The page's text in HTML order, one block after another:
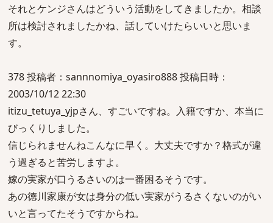
それとケンジさんはどういう活動をしてきましたか。相談
所は検討されましたかね、話していけたらいいと思いま
す。
378 投稿者：sannnomiya_oyasiro888 投稿日時：
2003/10/12 22:30
itizu_tetuya_yjpさん、すごいですね。入籍ですか、本当に
びっくりしました。
信じられませんねこんなに早く。大丈夫ですか？格式が違
う過ぎると苦労しますよ。
嫁の実家が口うるさいのは一番困るそうです。
あの徳川家康が女は身分の低い実家がうるさくないのがい
いと言ってたそうですからね。